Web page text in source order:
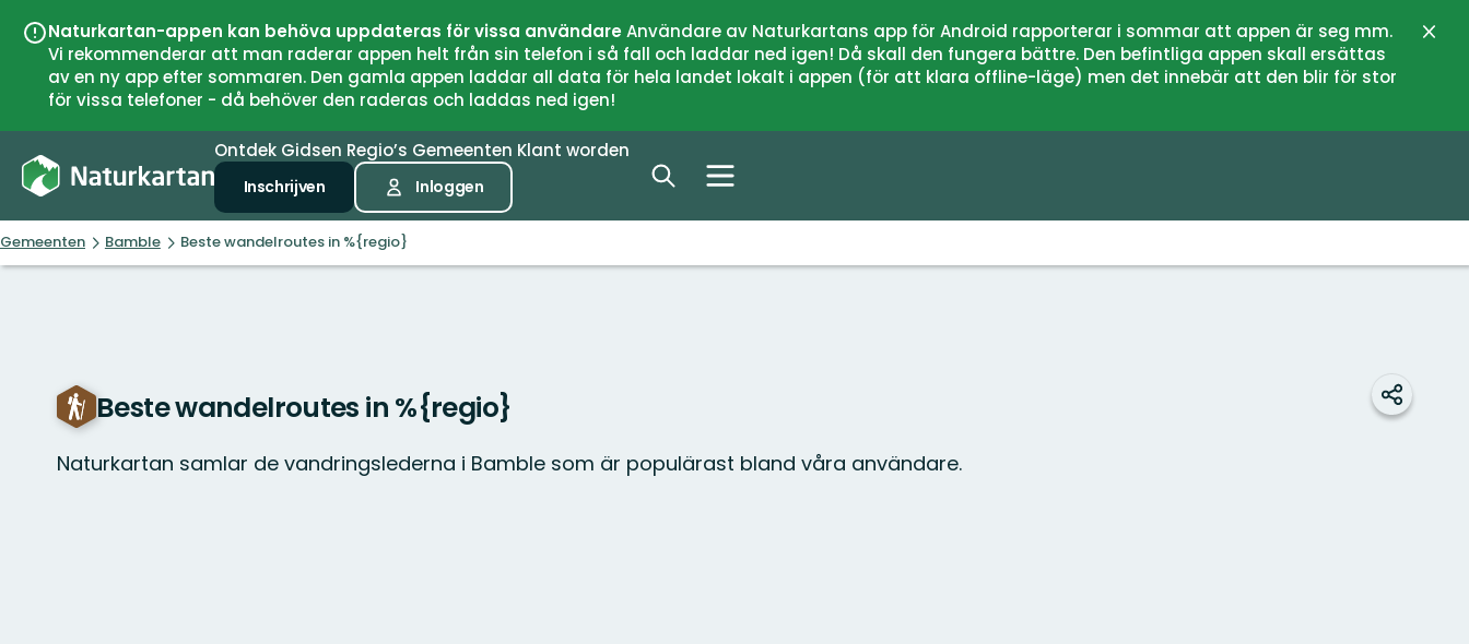
Naturkartan-appen kan behöva uppdateras för vissa användareAnvändare av Naturkartans app för Android rapporterar i sommar att appen är seg mm.
Vi rekommenderar att man raderar appen helt från sin telefon i så fall och laddar ned igen! Då skall den fungera bättre. Den befintliga appen skall ersättas
av en ny app efter sommaren. Den gamla appen laddar all data för hela landet lokalt i appen (för att klara offline-läge) men det innebär att den blir för stor
för vissa telefoner - då behöver den raderas och laddas ned igen!
Ontdek Gidsen Regio’s Gemeenten Klant worden
Inschrijven Inloggen
Gemeenten Bamble Beste wandelroutes in %{regio}
Beste wandelroutes in %{regio}
Naturkartan samlar de vandringslederna i Bamble som är populärast bland våra användare.
Delen